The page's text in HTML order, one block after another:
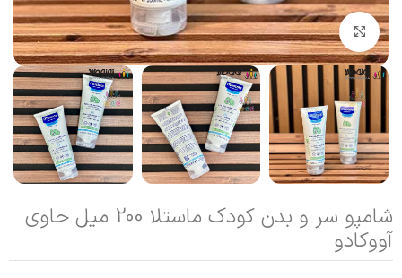
بزرگنمایی تصویر
شامپو سر و بدن کودک ماستلا 200 میل حاوی
آووکادو